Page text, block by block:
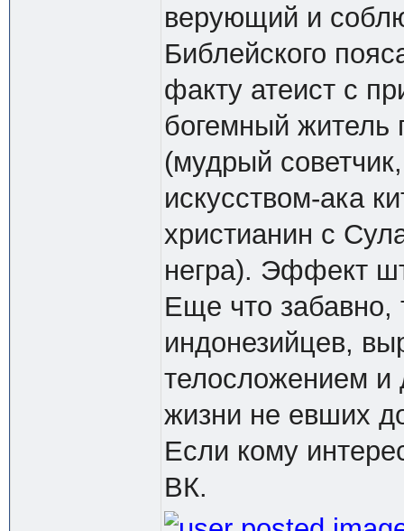
верующий и
Библейского
факту атеист с
богемный житель
(мудрый
искусством-ака
христианин с
негра). Эффект
Еще что забавно,
индонезийцев,
телосложением и
жизни не евших
Если кому
ВК.